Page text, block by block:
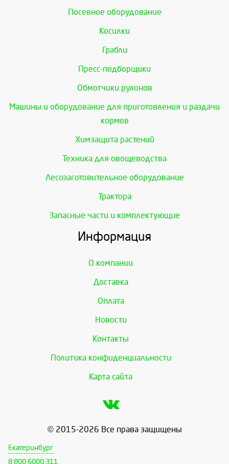
Посевное оборудование
Косилки
Грабли
Пресс-подборщики
Обмотчики рулонов
Машины и оборудование для приготовления и раздачи
кормов
Химзащита растений
Техника для овощеводства
Лесозаготовительное оборудование
Трактора
Запасные части и комплектующие
Информация
О компании
Доставка
Оплата
Новости
Контакты
Политика конфиденциальности
Карта сайта
© 2015-2026 Все права защищены
Екатеринбург
8 800 6000 311